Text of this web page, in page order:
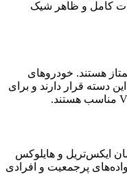
کامل و ظاهر شیک
هستند. خودروهای
این دسته قرار دارند و برای
ایکس‌تریل و هایلوکس
پرجمعیت و افرادی